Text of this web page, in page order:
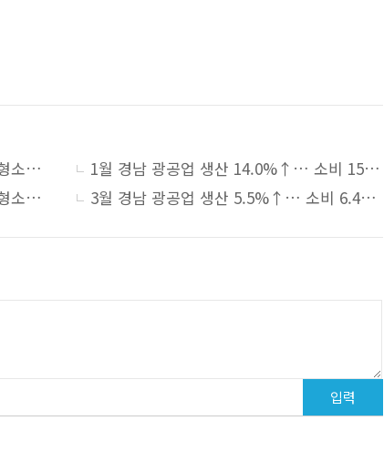
12월 경남 광공업 생산 4.0%↓… 대형소매점 4.6%↓·건설수주 111.5%↑
1월 경남 광공업 생산 14.0%↑… 소비 15.8%↓·건설수주 628.2%↑
2월 경남 광공업 생산 13.4%↓… 대형소매점 18.3%↑·건설수주 293.9%↑
3월 경남 광공업 생산 5.5%↑… 소비 6.4%↓·건설수주 105.3%↑
입력